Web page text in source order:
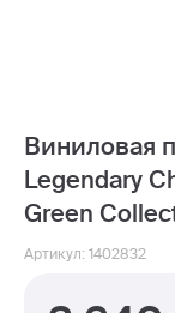
Виниловая
Legendary
Green
Артикул: 1402832